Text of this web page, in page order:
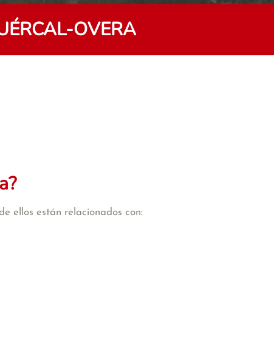
OVERA
ellos están relacionados con: